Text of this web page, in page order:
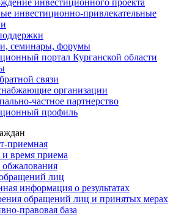
инвестиционно-привлекательные
семинары, форумы
портал Курганской области
связи
организации
частное партнерство
профиль
приемная
время приема
лиц
информация о результатах
обращений лиц и принятых мерах
правовая база